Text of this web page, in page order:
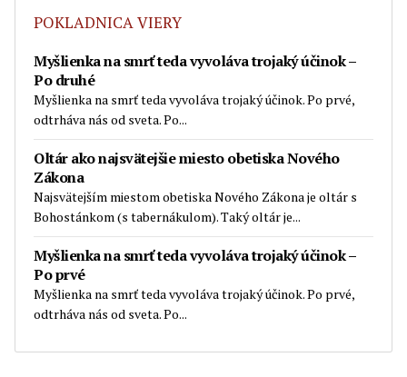
POKLADNICA VIERY
Myšlienka na smrť teda vyvoláva trojaký účinok –
Po druhé
Myšlienka na smrť teda vyvoláva trojaký účinok. Po prvé,
odtrháva nás od sveta. Po...
Oltár ako najsvätejšie miesto obetiska Nového
Zákona
Najsvätejším miestom obetiska Nového Zákona je oltár s
Bohostánkom (s tabernákulom). Taký oltár je...
Myšlienka na smrť teda vyvoláva trojaký účinok –
Po prvé
Myšlienka na smrť teda vyvoláva trojaký účinok. Po prvé,
odtrháva nás od sveta. Po...